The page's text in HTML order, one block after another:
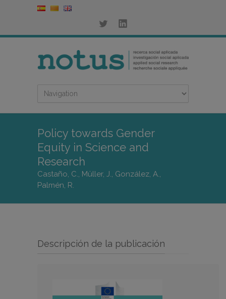
Policy towards Gender
Equity in Science and
Research
Castaño, C., Müller, J., González, A.,
Palmén, R.
Descripción de la publicación